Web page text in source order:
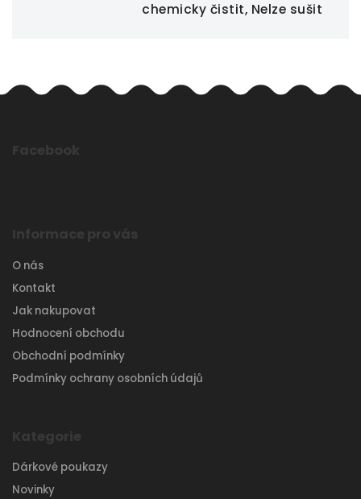
chemicky čistit, Nelze sušit
Facebook
Informace pro vás
O nás
Kontakt
Jak nakupovat
Hodnocení obchodu
Obchodní podmínky
Podmínky ochrany osobních údajů
Kategorie
Dárkové poukazy
Novinky